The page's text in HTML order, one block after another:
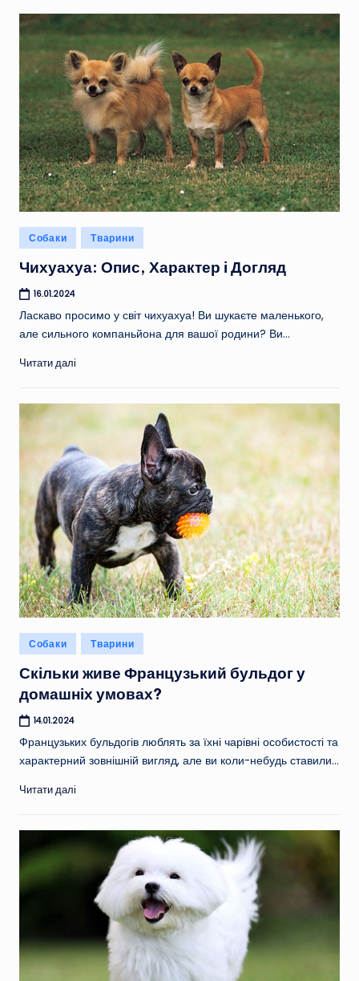
Опубліковано
у
Собаки Тварини
Чихуахуа: Опис, Характер і Догляд
16.01.2024
Ласкаво просимо у світ чихуахуа! Ви шукаєте маленького,
але сильного компаньйона для вашої родини? Ви…
Читати далі
Опубліковано
у
Собаки Тварини
Скільки живе Французький бульдог у
домашніх умовах?
14.01.2024
Французьких бульдогів люблять за їхні чарівні особистості та
характерний зовнішній вигляд, але ви коли-небудь ставили…
Читати далі